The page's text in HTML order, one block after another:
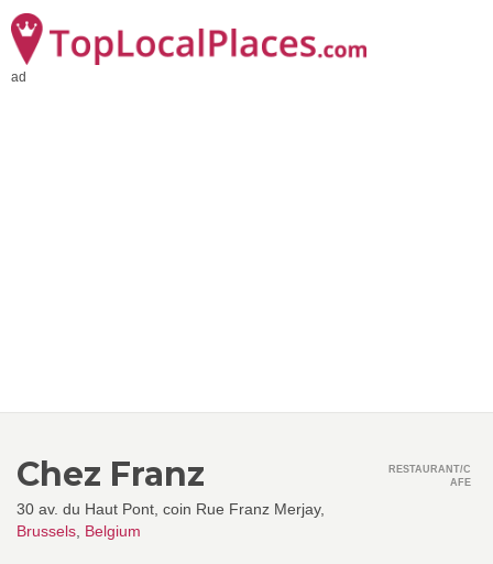
ad
Chez Franz
30 av. du Haut Pont, coin Rue Franz Merjay,
Brussels Belgium
RESTAURANT/C
AFE